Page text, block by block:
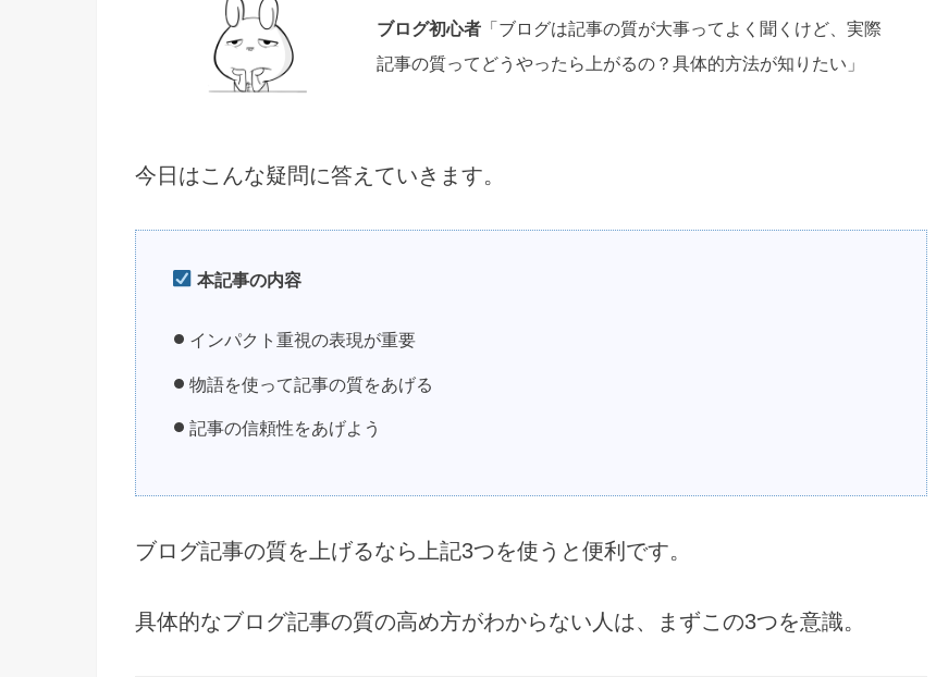
ブログ初心者「ブログは記事の質が大事ってよく聞くけど、実際
記事の質ってどうやったら上がるの？具体的方法が知りたい」
今日はこんな疑問に答えていきます。
本記事の内容
インパクト重視の表現が重要
物語を使って記事の質をあげる
記事の信頼性をあげよう
ブログ記事の質を上げるなら上記3つを使うと便利です。
具体的なブログ記事の質の高め方がわからない人は、まずこの3つを意識。